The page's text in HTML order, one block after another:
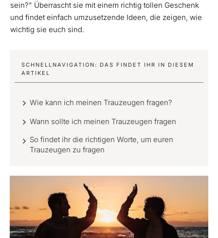
sein?" Überrascht sie mit einem richtig tollen Geschenk
und findet einfach umzusetzende Ideen, die zeigen, wie
wichtig sie euch sind.
SCHNELLNAVIGATION: DAS FINDET IHR IN DIESEM
ARTIKEL
Wie kann ich meinen Trauzeugen fragen?
Wann sollte ich meinen Trauzeugen fragen
So findet ihr die richtigen Worte, um euren
Trauzeugen zu fragen